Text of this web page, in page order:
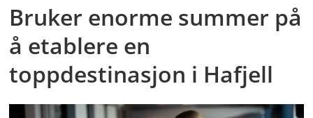
Bruker enorme summer på
å etablere en
toppdestinasjon i Hafjell